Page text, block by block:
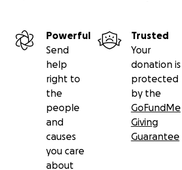
Powerful
Send
help
right to
the
people
and
causes
you care
about
Trusted
Your
donation is
protected
by the
GoFundMe
Giving
Guarantee